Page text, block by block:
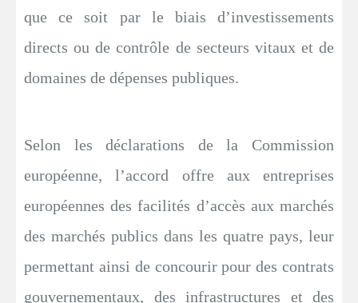
que ce soit par le biais d’investissements
directs ou de contrôle de secteurs vitaux et de
domaines de dépenses publiques.
Selon les déclarations de la Commission
européenne, l’accord offre aux entreprises
européennes des facilités d’accès aux marchés
des marchés publics dans les quatre pays, leur
permettant ainsi de concourir pour des contrats
gouvernementaux, des infrastructures et des